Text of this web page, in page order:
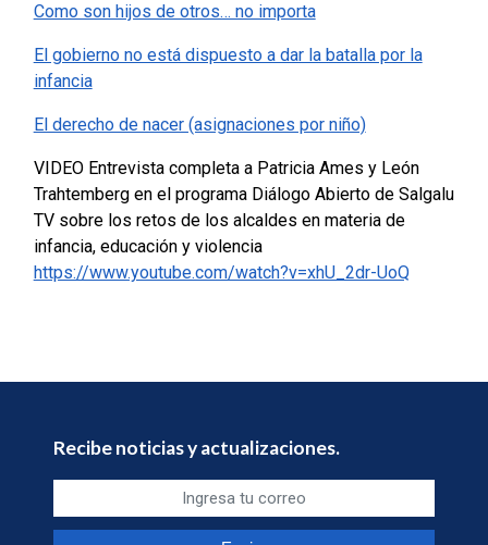
Como son hijos de otros… no importa
El gobierno no está dispuesto a dar la batalla por la
infancia
El derecho de nacer (asignaciones por niño)
VIDEO Entrevista completa a Patricia Ames y León
Trahtemberg en el programa Diálogo Abierto de Salgalu
TV sobre los retos de los alcaldes en materia de
infancia, educación y violencia
https://www.youtube.com/watch?v=xhU_2dr-UoQ
Recibe noticias y actualizaciones.